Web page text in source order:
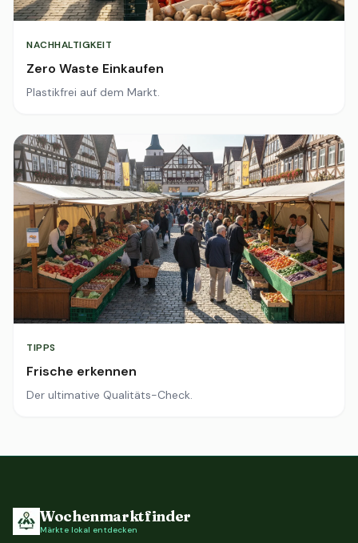
NACHHALTIGKEIT
Zero Waste Einkaufen
Plastikfrei auf dem Markt.
TIPPS
Frische erkennen
Der ultimative Qualitäts-Check.
Wochenmarktfinder
Märkte lokal entdecken